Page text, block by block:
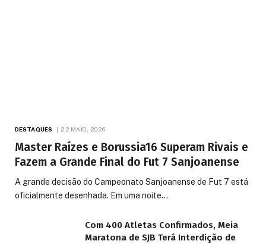
DESTAQUES 22 MAIO, 2026
Master Raízes e Borussia16 Superam Rivais e
Fazem a Grande Final do Fut 7 Sanjoanense
A grande decisão do Campeonato Sanjoanense de Fut 7 está
oficialmente desenhada. Em uma noite…
Com 400 Atletas Confirmados, Meia
Maratona de SJB Terá Interdição de